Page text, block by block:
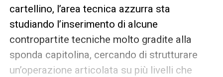
cartellino, l’area tecnica azzurra sta
studiando l’inserimento di alcune
contropartite tecniche molto gradite alla
sponda capitolina, cercando di strutturare
un’operazione articolata su più livelli che